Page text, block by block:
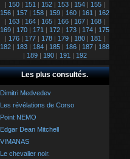
| 150| 151 | 152| 153| 154| 155|
156 | 157 | 158 | 159 | 160 | 161 | 162
| 163| 164| 165| 166| 167| 168|
169 | 170 | 171 | 172 | 173 | 174 | 175
| 176| 177| 178| 179| 180| 181 |
182 | 183 | 184 | 185 | 186 | 187 | 188
| 189| 190| 191 | 192
Les plus consultés.
Dimitri Medvedev
Les révélations de Corso
Point NEMO
Edgar Dean Mitchell
VIMANAS
Le chevalier noir.